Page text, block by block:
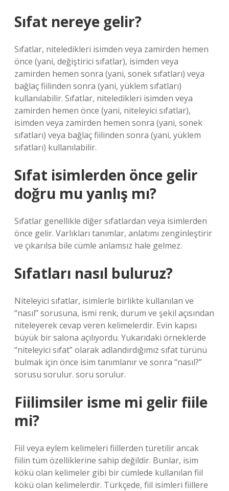
Sıfat nereye gelir?
Sıfatlar, niteledikleri isimden veya zamirden hemen
önce (yani, değiştirici sıfatlar), isimden veya
zamirden hemen sonra (yani, sonek sıfatları) veya
bağlaç fiilinden sonra (yani, yüklem sıfatları)
kullanılabilir. Sıfatlar, niteledikleri isimden veya
zamirden hemen önce (yani, niteleyici sıfatlar),
isimden veya zamirden hemen sonra (yani, sonek
sıfatları) veya bağlaç fiilinden sonra (yani, yüklem
sıfatları) kullanılabilir.
Sıfat isimlerden önce gelir
doğru mu yanlış mı?
Sıfatlar genellikle diğer sıfatlardan veya isimlerden
önce gelir. Varlıkları tanımlar, anlatımı zenginleştirir
ve çıkarılsa bile cümle anlamsız hale gelmez.
Sıfatları nasıl buluruz?
Niteleyici sıfatlar, isimlerle birlikte kullanılan ve
“nasıl” sorusuna, ismi renk, durum ve şekil açısından
niteleyerek cevap veren kelimelerdir. Evin kapısı
büyük bir salona açılıyordu. Yukarıdaki örneklerde
“niteleyici sıfat” olarak adlandırdığımız sıfat türünü
bulmak için önce isim tanımlanır ve sonra “nasıl?”
sorusu sorulur. soru sorulur.
Fiilimsiler isme mi gelir fiile
mi?
Fiil veya eylem kelimeleri fiillerden türetilir ancak
fiilin tüm özelliklerine sahip değildir. Bunlar, isim
kökü olan kelimeler gibi bir cümlede kullanılan fiil
kökü olan kelimelerdir. Türkçede, fiil isimleri fiillere